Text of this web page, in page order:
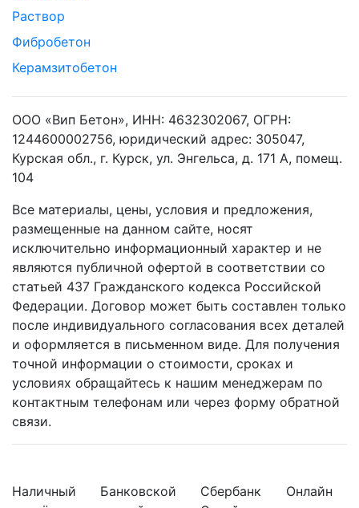
Раствор
Фибробетон
Керамзитобетон
ООО «Вип Бетон», ИНН: 4632302067, ОГРН:
1244600002756, юридический адрес: 305047,
Курская обл., г. Курск, ул. Энгельса, д. 171 А, помещ.
104
Все материалы, цены, условия и предложения,
размещенные на данном сайте, носят
исключительно информационный характер и не
являются публичной офертой в соответствии со
статьей 437 Гражданского кодекса Российской
Федерации. Договор может быть составлен только
после индивидуального согласования всех деталей
и оформляется в письменном виде. Для получения
точной информации о стоимости, сроках и
условиях обращайтесь к нашим менеджерам по
контактным телефонам или через форму обратной
связи.
Наличный
Банковской
Сбербанк
Онлайн